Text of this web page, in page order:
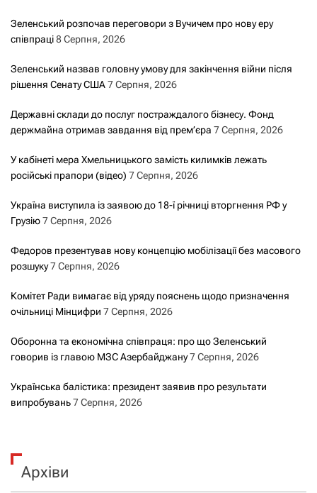
Зеленський розпочав переговори з Вучичем про нову еру
співпраці8 Серпня, 2026
Зеленський назвав головну умову для закінчення війни після
рішення Сенату США7 Серпня, 2026
Державні склади до послуг постраждалого бізнесу. Фонд
держмайна отримав завдання від прем’єра 7 Серпня, 2026
У кабінеті мера Хмельницького замість килимків лежать
російські прапори (відео) 7 Серпня, 2026
Україна виступила із заявою до 18-ї річниці вторгнення РФ у
Грузію7 Серпня, 2026
Федоров презентував нову концепцію мобілізації без масового
розшуку7 Серпня, 2026
Комітет Ради вимагає від уряду пояснень щодо призначення
очільниці Мінцифри 7 Серпня, 2026
Оборонна та економічна співпраця: про що Зеленський
говорив із главою МЗС Азербайджану7 Серпня, 2026
Українська балістика: президент заявив про результати
випробувань7 Серпня, 2026
Архіви